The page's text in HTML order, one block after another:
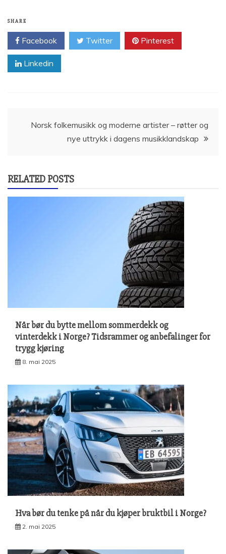
SHARE
Facebook Twitter Pinterest
Linkedin
Innleggsnavigasjon
Norsk folkemusikk og moderne artister – røtter og
nye uttrykk i dagens musikklandskap
RELATED POSTS
Når bør du bytte mellom sommerdekk og
vinterdekk i Norge? Tidsrammer og anbefalinger for
trygg kjøring
8. mai 2025
Hva bør du tenke på når du kjøper bruktbil i Norge?
2. mai 2025